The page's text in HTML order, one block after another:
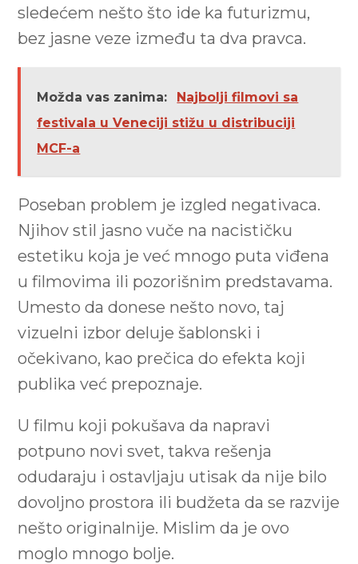
sledećem nešto što ide ka futurizmu,
bez jasne veze između ta dva pravca.
Možda vas zanima:
Najbolji filmovi sa
festivala u Veneciji stižu u distribuciji
MCF-a
Poseban problem je izgled negativaca.
Njihov stil jasno vuče na nacističku
estetiku koja je već mnogo puta viđena
u filmovima ili pozorišnim predstavama.
Umesto da donese nešto novo, taj
vizuelni izbor deluje šablonski i
očekivano, kao prečica do efekta koji
publika već prepoznaje.
U filmu koji pokušava da napravi
potpuno novi svet, takva rešenja
odudaraju i ostavljaju utisak da nije bilo
dovoljno prostora ili budžeta da se razvije
nešto originalnije. Mislim da je ovo
moglo mnogo bolje.